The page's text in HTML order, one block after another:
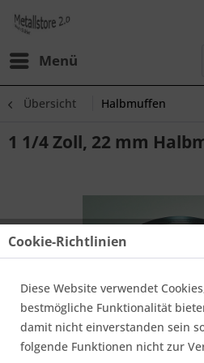
Menü
Übersicht Halbmuffen
1 1/4 Zoll, 22 mm
Cookie-Richtlinien
Diese Website verwendet
bestmögliche Funktionalität
damit nicht einverstanden sein
folgende Funktionen nicht zur